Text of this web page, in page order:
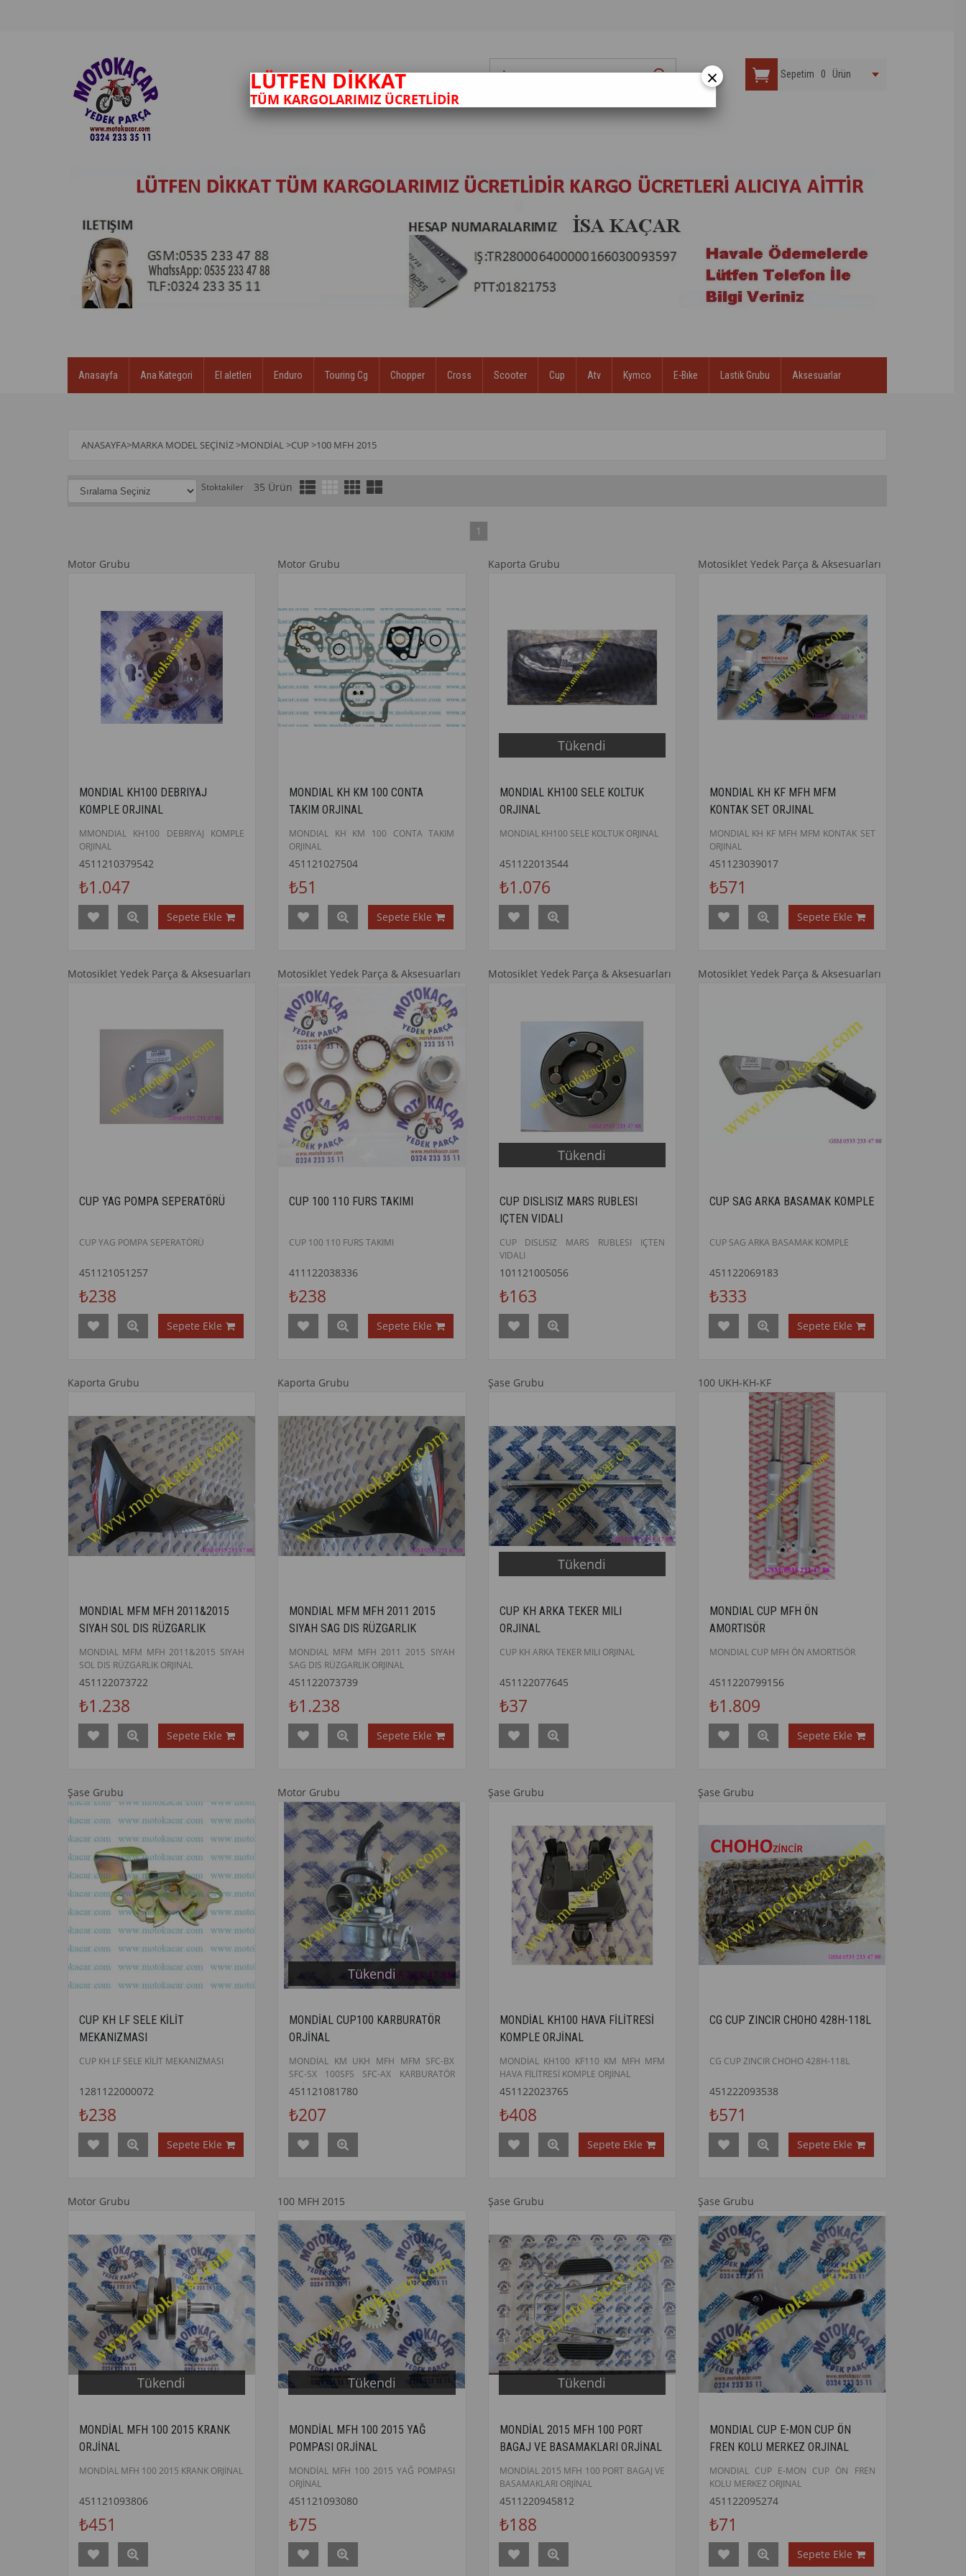
Sepetim 0 Ürün
Anasayfa Ana Kategori El aletleri Enduro Touring Cg Chopper Cross Scooter Cup Atv Kymco E-Bıke Lastik Grubu Aksesuarlar
ANASAYFA>MARKA MODEL SEÇINIZ>MONDİAL>CUP >100 MFH 2015
Stoktakiler 35 Ürün
1
Motor Grubu
MONDIAL KH100 DEBRIYAJ
KOMPLE ORJINAL
MMONDIAL KH100 DEBRIYAJ KOMPLE
ORJINAL
4511210379542
₺1.047
Sepete Ekle
Motor Grubu
MONDIAL KH KM 100 CONTA
TAKIM ORJINAL
MONDIAL KH KM 100 CONTA TAKIM
ORJINAL
451121027504
₺51
Sepete Ekle
Kaporta Grubu
Tükendi
MONDIAL KH100 SELE KOLTUK
ORJINAL
MONDIAL KH100 SELE KOLTUK ORJINAL
451122013544
₺1.076
Motosiklet Yedek Parça & Aksesuarları
MONDIAL KH KF MFH MFM
KONTAK SET ORJINAL
MONDIAL KH KF MFH MFM KONTAK SET
ORJINAL
451123039017
₺571
Sepete Ekle
Motosiklet Yedek Parça & Aksesuarları
CUP YAG POMPA SEPERATÖRÜ
CUP YAG POMPA SEPERATÖRÜ
451121051257
₺238
Sepete Ekle
Motosiklet Yedek Parça & Aksesuarları
CUP 100 110 FURS TAKIMI
CUP 100 110 FURS TAKIMI
411122038336
₺238
Sepete Ekle
Motosiklet Yedek Parça & Aksesuarları
Tükendi
CUP DISLISIZ MARS RUBLESI
IÇTEN VIDALI
CUP DISLISIZ MARS RUBLESI IÇTEN
VIDALI
101121005056
₺163
Motosiklet Yedek Parça & Aksesuarları
CUP SAG ARKA BASAMAK KOMPLE
CUP SAG ARKA BASAMAK KOMPLE
451122069183
₺333
Sepete Ekle
Kaporta Grubu
MONDIAL MFM MFH 2011&2015
SIYAH SOL DIS RÜZGARLIK
MONDIAL MFM MFH 2011&2015 SIYAH
SOL DIS RÜZGARLIK ORJINAL
451122073722
₺1.238
Sepete Ekle
Kaporta Grubu
MONDIAL MFM MFH 2011 2015
SIYAH SAG DIS RÜZGARLIK
MONDIAL MFM MFH 2011 2015 SIYAH
SAG DIS RÜZGARLIK ORJINAL
451122073739
₺1.238
Sepete Ekle
Şase Grubu
Tükendi
CUP KH ARKA TEKER MILI
ORJINAL
CUP KH ARKA TEKER MILI ORJINAL
451122077645
₺37
100 UKH-KH-KF
MONDIAL CUP MFH ÖN
AMORTISÖR
MONDIAL CUP MFH ÖN AMORTISÖR
4511220799156
₺1.809
Sepete Ekle
Şase Grubu
CUP KH LF SELE KİLİT
MEKANIZMASI
CUP KH LF SELE KİLİT MEKANIZMASI
1281122000072
₺238
Sepete Ekle
Motor Grubu
Tükendi
MONDİAL CUP100 KARBURATÖR
ORJİNAL
MONDİAL KM UKH MFH MFM SFC-BX
SFC-SX 100SFS SFC-AX KARBURATÖR
ORJİNAL
451121081780
₺207
Şase Grubu
MONDİAL KH100 HAVA FİLİTRESİ
KOMPLE ORJİNAL
MONDİAL KH100 KF110 KM MFH MFM
HAVA FİLİTRESİ KOMPLE ORJİNAL
451122023765
₺408
Sepete Ekle
Şase Grubu
CG CUP ZINCIR CHOHO 428H-118L
CG CUP ZINCIR CHOHO 428H-118L
451222093538
₺571
Sepete Ekle
Motor Grubu
Tükendi
MONDİAL MFH 100 2015 KRANK
ORJİNAL
MONDİAL MFH 100 2015 KRANK ORJİNAL
451121093806
₺451
100 MFH 2015
Tükendi
MONDİAL MFH 100 2015 YAĞ
POMPASI ORJİNAL
MONDİAL MFH 100 2015 YAĞ POMPASI
ORJİNAL
451121093080
₺75
Şase Grubu
Tükendi
MONDİAL 2015 MFH 100 PORT
BAGAJ VE BASAMAKLARI ORJİNAL
MONDİAL 2015 MFH 100 PORT BAGAJ VE
BASAMAKLARI ORJİNAL
4511220945812
₺188
Şase Grubu
MONDIAL CUP E-MON CUP ÖN
FREN KOLU MERKEZ ORJINAL
MONDIAL CUP E-MON CUP ÖN FREN
KOLU MERKEZ ORJINAL
451122095274
₺71
Sepete Ekle
×
LÜTFEN DİKKAT
TÜM KARGOLARIMIZ ÜCRETLİDİR